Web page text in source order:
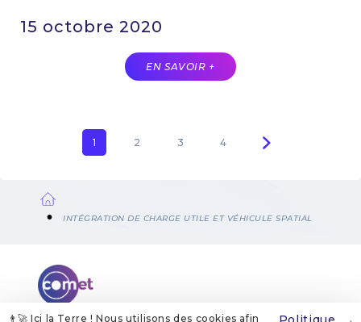
👨‍🚀 Ici la Terre ! Nous utilisons des cookies afin .
15 octobre 2020
EN SAVOIR +
Pagination
Page
courante
1 Page
2 Page
3 Page
4
FilINTÉGRATION DE CHARGE UTILE ET VÉHICULE SPATIAL